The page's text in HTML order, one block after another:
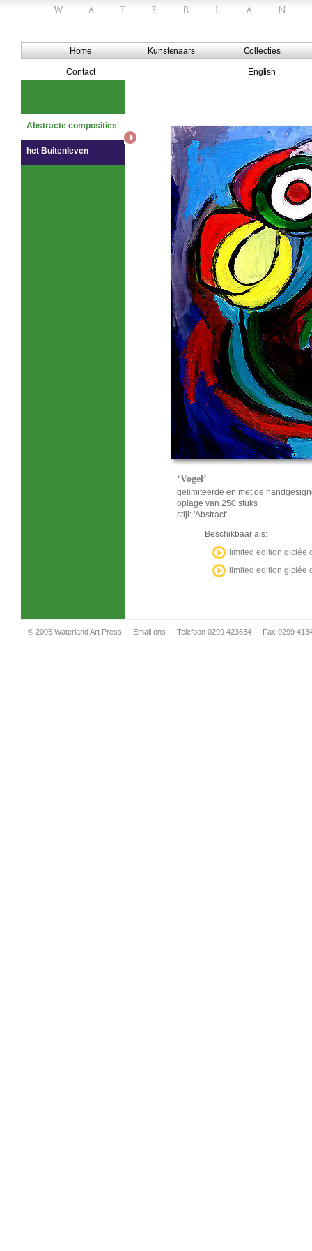
Home Kunstenaars Collecties
Contact English
Abstracte composities
het Buitenleven
‘Vogel’
gelimiteerde en met de
oplage van 250 stuks
stijl: 'Abstract'
Beschikbaar als:
limited edition giclée
limited edition giclée
© 2005 Waterland Art Press · Email ons · Telefoon 0299 423634 · Fax 0299